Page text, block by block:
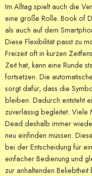
Im Alltag spielt auch die
eine große Rolle. Book of
als auch auf dem
Diese Flexibilität passt zu
Freizeit oft in kurzen
Zeit hat, kann eine Runde
fortsetzen. Die
sorgt dafür, dass die
bleiben. Dadurch entsteht
zuverlässig begleitet.
Dead deshalb immer
neu einfinden müssen.
bei der Entscheidung für
einfacher Bedienung und
zur anhaltenden Beliebtheit